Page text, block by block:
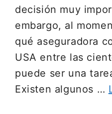
decisión muy
embargo, al
qué aseguradora
USA entre las
puede ser una
Existen algunos …